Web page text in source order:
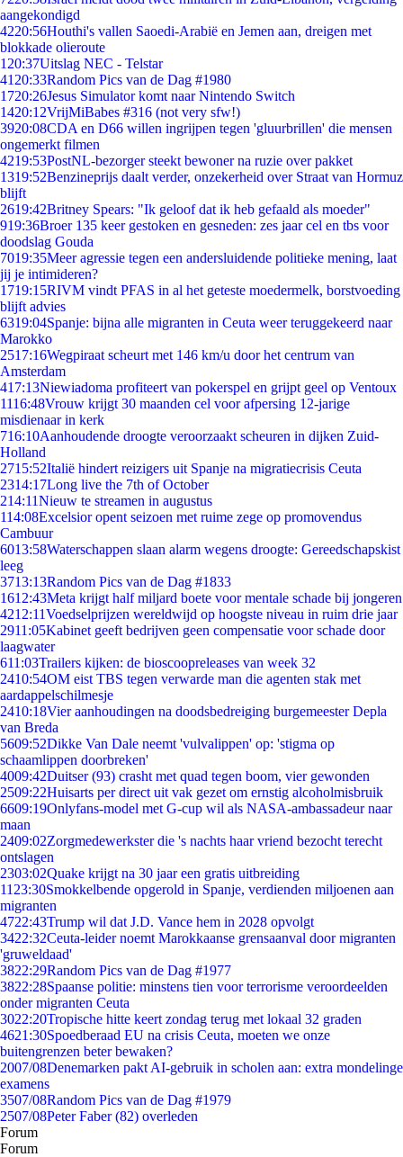
aangekondigd
4220:56Houthi's vallen Saoedi-Arabië en Jemen aan, dreigen met
blokkade olieroute
1 20:37Uitslag NEC - Telstar
41 20:33Random Pics van de Dag #1980
1720:26Jesus Simulator komt naar Nintendo Switch
1420:12VrijMiBabes #316 (not very sfw!)
3920:08CDA en D66 willen ingrijpen tegen 'gluurbrillen' die mensen
ongemerkt filmen
4219:53PostNL-bezorger steekt bewoner na ruzie over pakket
1319:52Benzineprijs daalt verder, onzekerheid over Straat van Hormuz
blijft
2619:42Britney Spears: "Ik geloof dat ik heb gefaald als moeder"
919:36Broer 135 keer gestoken en gesneden: zes jaar cel en tbs voor
doodslag Gouda
7019:35Meer agressie tegen een andersluidende politieke mening, laat
jij je intimideren?
1719:15RIVM vindt PFAS in al het geteste moedermelk, borstvoeding
blijft advies
6319:04Spanje: bijna alle migranten in Ceuta weer teruggekeerd naar
Marokko
2517:16Wegpiraat scheurt met 146 km/u door het centrum van
Amsterdam
417:13Niewiadoma profiteert van pokerspel en grijpt geel op Ventoux
1116:48Vrouw krijgt 30 maanden cel voor afpersing 12-jarige
misdienaar in kerk
716:10Aanhoudende droogte veroorzaakt scheuren in dijken Zuid-
Holland
2715:52Italië hindert reizigers uit Spanje na migratiecrisis Ceuta
2314:17Long live the 7th of October
214:11Nieuw te streamen in augustus
114:08Excelsior opent seizoen met ruime zege op promovendus
Cambuur
6013:58Waterschappen slaan alarm wegens droogte: Gereedschapskist
leeg
3713:13Random Pics van de Dag #1833
1612:43Meta krijgt half miljard boete voor mentale schade bij jongeren
4212:11Voedselprijzen wereldwijd op hoogste niveau in ruim drie jaar
2911:05Kabinet geeft bedrijven geen compensatie voor schade door
laagwater
611:03Trailers kijken: de bioscoopreleases van week 32
2410:54OM eist TBS tegen verwarde man die agenten stak met
aardappelschilmesje
2410:18Vier aanhoudingen na doodsbedreiging burgemeester Depla
van Breda
5609:52Dikke Van Dale neemt 'vulvalippen' op: 'stigma op
schaamlippen doorbreken'
4009:42Duitser (93) crasht met quad tegen boom, vier gewonden
2509:22Huisarts per direct uit vak gezet om ernstig alcoholmisbruik
6609:19Onlyfans-model met G-cup wil als NASA-ambassadeur naar
maan
2409:02Zorgmedewerkster die 's nachts haar vriend bezocht terecht
ontslagen
2303:02Quake krijgt na 30 jaar een gratis uitbreiding
11 23:30Smokkelbende opgerold in Spanje, verdienden miljoenen aan
migranten
4722:43Trump wil dat J.D. Vance hem in 2028 opvolgt
3422:32Ceuta-leider noemt Marokkaanse grensaanval door migranten
'gruweldaad'
3822:29Random Pics van de Dag #1977
3822:28Spaanse politie: minstens tien voor terrorisme veroordeelden
onder migranten Ceuta
3022:20Tropische hitte keert zondag terug met lokaal 32 graden
4621:30Spoedberaad EU na crisis Ceuta, moeten we onze
buitengrenzen beter bewaken?
2007/08Denemarken pakt AI-gebruik in scholen aan: extra mondelinge
examens
3507/08Random Pics van de Dag #1979
2507/08Peter Faber (82) overleden
Forum
Forum